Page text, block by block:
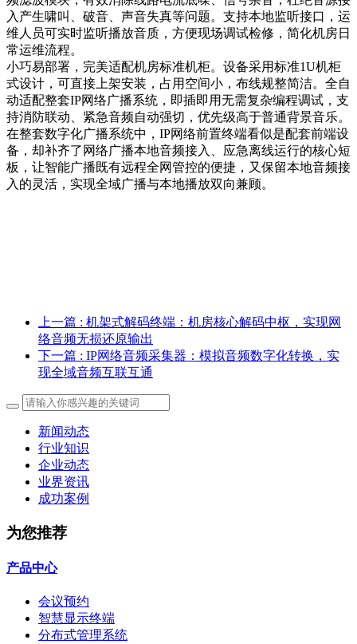
入产生啸叫、破音、声音失真等问题。支持本地监听接口，运
维人员可实时监听播放音质，方便现场调试检修，简化机房日
常运维流程。
小巧易部署，完美适配机房标准机柜。设备采用标准1U机柜
式设计，可直接上架安装，占用空间小，布线规整简洁。全自
动适配整套IP网络广播系统，即插即用无需复杂编程调试，支
持消防联动、紧急音频自动强切，优先级高于普通背景音乐。
在整套数字化广播系统中，IP网络前置终端看似是配套前端设
备，却补齐了网络广播本地音频接入、应急离线运行的核心短
板，让智能广播既有远程全网管控的便捷，又保留本地音频接
入的灵活，实现全域广播与本地播放双向兼顾。
上一篇 : 机架式解码终端：机房核心解码中枢，实现网
络音频无损还原输出
下一篇 : IP网络音频采集器：模拟音频数字化转换，实
现全域音频互联互通
新闻动态
行业知识
企业动态
业界资讯
成功案例
为您推荐
产品中心
会议预约
智慧显示终端
分布式管理系统